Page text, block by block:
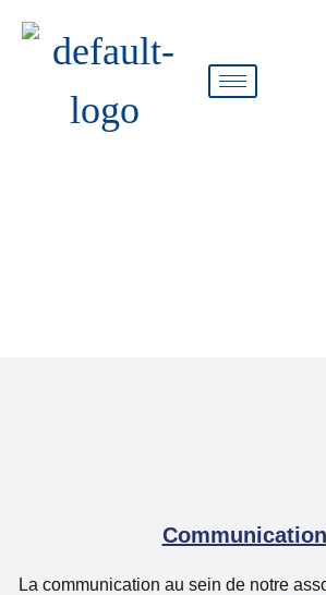
Communication
La communication au sein de notre